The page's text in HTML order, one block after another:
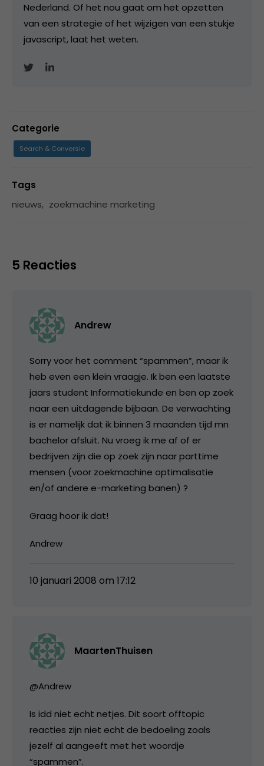
Nederland. Of het nou gaat om het opzetten
van een strategie of het wijzigen van een stukje
javascript, laat het weten.
Categorie
Search & Conversie
Tags
nieuws, zoekmachine marketing
5 Reacties
Andrew
Sorry voor het comment “spammen”, maar ik
heb even een klein vraagje. Ik ben een laatste
jaars student Informatiekunde en ben op zoek
naar een uitdagende bijbaan. De verwachting
is er namelijk dat ik binnen 3 maanden tijd mn
bachelor afsluit. Nu vroeg ik me af of er
bedrijven zijn die op zoek zijn naar parttime
mensen (voor zoekmachine optimalisatie
en/of andere e-marketing banen) ?
Graag hoor ik dat!
Andrew
10 januari 2008 om 17:12
MaartenThuisen
@Andrew
Is idd niet echt netjes. Dit soort offtopic
reacties zijn niet echt de bedoeling zoals
jezelf al aangeeft met het woordje
“spammen”.